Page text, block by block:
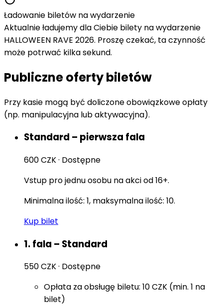
Ładowanie biletów na wydarzenie
Aktualnie ładujemy dla Ciebie bilety na wydarzenie
HALLOWEEN RAVE 2026. Proszę czekać, ta czynność
może potrwać kilka sekund.
Publiczne oferty biletów
Przy kasie mogą być doliczone obowiązkowe opłaty
(np. manipulacyjna lub aktywacyjna).
Standard – pierwsza fala
600 CZK· Dostępne
Vstup pro jednu osobu na akci od 16+.
Minimalna ilość: 1, maksymalna ilość: 10.
Kup bilet
1. fala – Standard
550 CZK· Dostępne
Opłata za obsługę biletu: 10 CZK (min. 1 na
bilet)